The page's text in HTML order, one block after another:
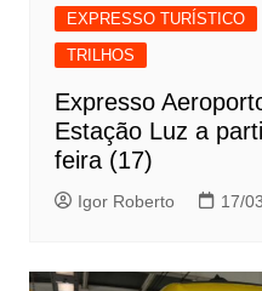
EXPRESSO TURÍSTICO
TRILHOS
Expresso
Estação Luz a
feira (17)
Igor Roberto 17/